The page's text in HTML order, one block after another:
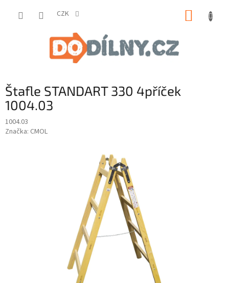
CZK
Štafle STANDART 330 4příček
1004.03
1004.03
Značka: CMOL